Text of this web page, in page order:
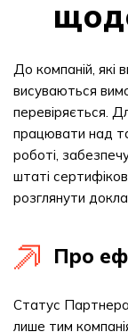
До компаній, які
висуваються
перевіряється.
працювати над
роботі,
штаті
розглянути
Про
Статус
лише тим